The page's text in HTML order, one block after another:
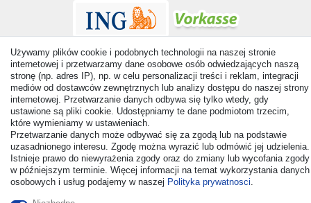
© Copyright 2026 | Wszelkie prawa zastrzezone. - All rights
reserved. Prices incl. VAT. 19% VAT Basic prices see article detail
| * Applies to deliveries to the UK!
Używamy plików cookie i podobnych technologii na naszej stronie
internetowej i przetwarzamy dane osobowe osób odwiedzających naszą
stronę (np. adres IP), np. w celu personalizacji treści i reklam, integracji
mediów od dostawców zewnętrznych lub analizy dostępu do naszej strony
internetowej. Przetwarzanie danych odbywa się tylko wtedy, gdy
ustawione są pliki cookie. Udostępniamy te dane podmiotom trzecim,
które wymieniamy w ustawieniach.
Przetwarzanie danych może odbywać się za zgodą lub na podstawie
uzasadnionego interesu. Zgodę można wyrazić lub odmówić jej udzielenia.
Istnieje prawo do niewyrażenia zgody oraz do zmiany lub wycofania zgody
w późniejszym terminie. Więcej informacji na temat wykorzystania danych
osobowych i usług podajemy w naszej Polityka prywatnosci.
Odstąp od umowy tutaj Kontakt